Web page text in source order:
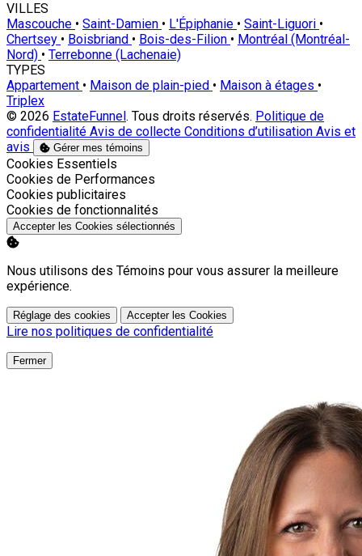
VILLES
Mascouche • Saint-Damien • L'Épiphanie • Saint-Liguori •
Chertsey • Boisbriand • Bois-des-Filion • Montréal (Montréal-
Nord) • Terrebonne (Lachenaie)
TYPES
Appartement • Maison de plain-pied • Maison à étages •
Triplex
© 2026 EstateFunnel . Tous droits réservés. Politique de
confidentialité Avis de collecte Conditions d’utilisation Avis et
avis
Gérer mes témoins
Activer
Cookies Essentiels
Activer
Cookies de Performances
Activer
Cookies publicitaires
Activer
Cookies de fonctionnalités
Accepter les Cookies sélectionnés
Nous utilisons des Témoins pour vous assurer la meilleure
expérience.
Réglage des cookies Accepter les Cookies
Lire nos politiques de confidentialité
Fermer